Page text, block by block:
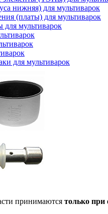
нижняя) для мультиварок
(платы) для мультиварок
мультиварок
для мультиварок
принимаются только при